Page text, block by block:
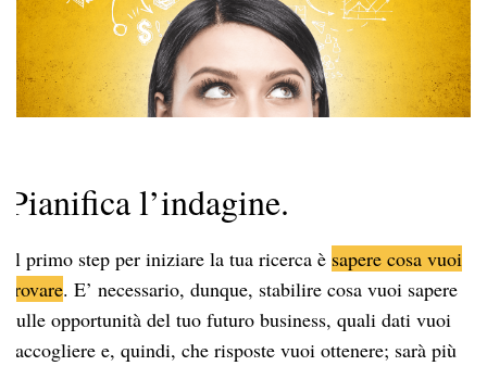
Pianifica l’indagine.
Il primo step per iniziare la tua ricerca è sapere cosa vuoi
trovare. E’ necessario, dunque, stabilire cosa vuoi sapere
sulle opportunità del tuo futuro business, quali dati vuoi
raccogliere e, quindi, che risposte vuoi ottenere; sarà più